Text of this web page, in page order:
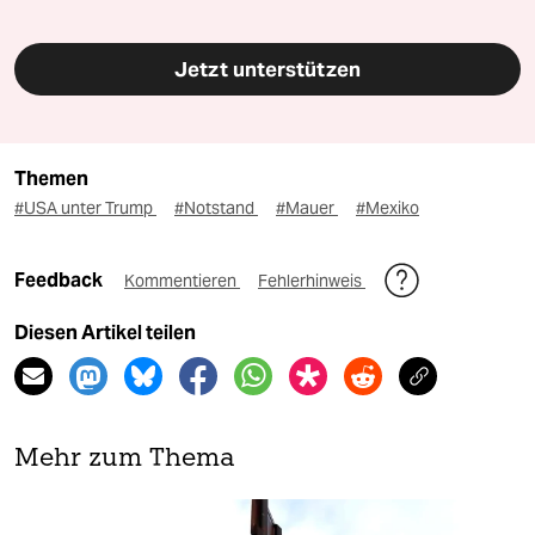
Jetzt unterstützen
Themen
#USA unter Trump #Notstand #Mauer #Mexiko
Feedback Kommentieren Fehlerhinweis
Diesen Artikel teilen
Mehr zum Thema